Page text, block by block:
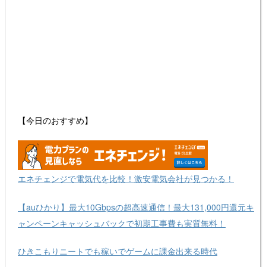
【今日のおすすめ】
エネチェンジで電気代を比較！激安電気会社が見つかる！
【auひかり】最大10Gbpsの超高速通信！最大131,000円還元キ
ャンペーンキャッシュバックで初期工事費も実質無料！
ひきこもりニートでも稼いでゲームに課金出来る時代